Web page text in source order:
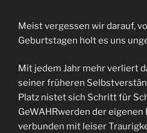
Meist vergessen wir darauf,
Geburtstagen holt es uns
Mit jedem Jahr mehr verliert
seiner früheren
Platz nistet sich Schritt für
GeWAHRwerden der eigenen
verbunden mit leiser